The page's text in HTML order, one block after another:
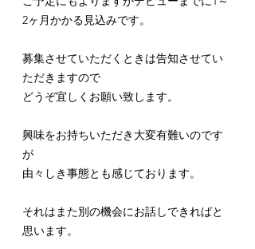
2ヶ月かかる見込みです。
募集させていただくときは告知させてい
ただきますので
どうぞ宜しくお願い致します。
興味をお持ちいただき大変有難いのです
が
由々しき事態とも感じております。
それはまた別の機会にお話しできればと
思います。